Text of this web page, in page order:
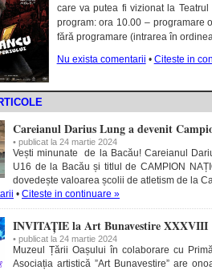
care va putea fi vizionat la
program: ora 10.00 – programare
fără programare (intrarea în
Nu exista comentarii • Citeste in
Careianul Darius Lung a devenit
• publicat la 24 martie 2024
Vești minunate de la Bacău! Careianul
U16 de la Bacău și titlul de CAMPION
dovedește valoarea școlii de atletism de la
• Citeste in continuare »
INVITAȚIE la Art Bunavestire XXXVIII
• publicat la 24 martie 2024
Muzeul Țării Oașului în colaborare cu
Asociația artistică ”Art Bunavestire” are